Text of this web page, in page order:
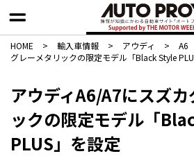
HOME > 輸入車情報 > アウディ > A6
グレーメタリックの限定モデル「Black Style
アウディA6/A7にスズカ
ックの限定モデル「
PLUS」を設定